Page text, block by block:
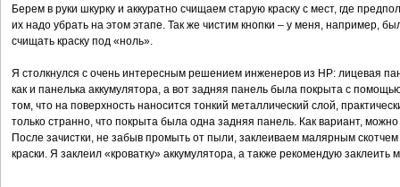
Берем в руки шкурку и аккуратно счищаем старую краску с мест, где
их надо убрать на этом этапе. Так же чистим кнопки – у меня, например,
счищать краску под «ноль».
Я столкнулся с очень интересным решением инженеров из HP: лицевая
как и панелька аккумулятора, а вот задняя панель была покрыта с
том, что на поверхность наносится тонкий металлический слой,
только странно, что покрыта была одна задняя панель. Как вариант,
После зачистки, не забыв промыть от пыли, заклеиваем малярным
краски. Я заклеил «кроватку» аккумулятора, а также рекомендую заклеить